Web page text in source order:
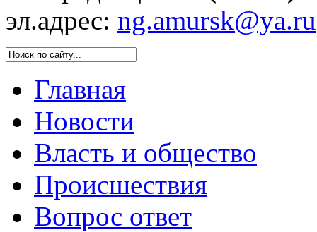
эл.адрес: ng.amursk@ya.ru
Главная
Новости
Власть и общество
Происшествия
Вопрос ответ